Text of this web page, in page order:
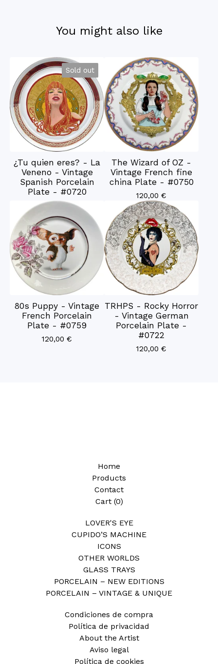
You might also like
Sold out
¿Tu quien eres? - La
Veneno - Vintage
Spanish Porcelain
Plate - #0720
The Wizard of OZ -
Vintage French fine
china Plate - #0750
120,00 €
80s Puppy - Vintage
French Porcelain
Plate - #0759
120,00 €
TRHPS - Rocky Horror
- Vintage German
Porcelain Plate -
#0722
120,00 €
Home
Products
Contact
Cart (0)
LOVER'S EYE
CUPIDO’S MACHINE
ICONS
OTHER WORLDS
GLASS TRAYS
PORCELAIN – NEW EDITIONS
PORCELAIN – VINTAGE & UNIQUE
Condiciones de compra
Política de privacidad
About the Artist
Aviso legal
Política de cookies